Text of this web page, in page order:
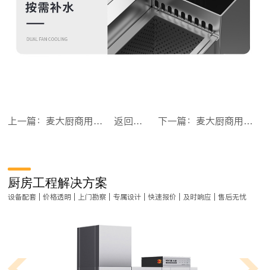
上一篇：麦大厨商用洗菜机1.8米四合一多功能(气泡、冲浪、臭氧、加热)洗菜机 返回目录 下一篇：麦大厨商用洗菜机1.2米四合一多功能(气泡、冲浪、臭氧、加热)洗菜机
厨房工程解决方案
设备配套 | 价格透明 | 上门勘察 | 专属设计 | 快速报价 | 及时响应 | 售后无忧